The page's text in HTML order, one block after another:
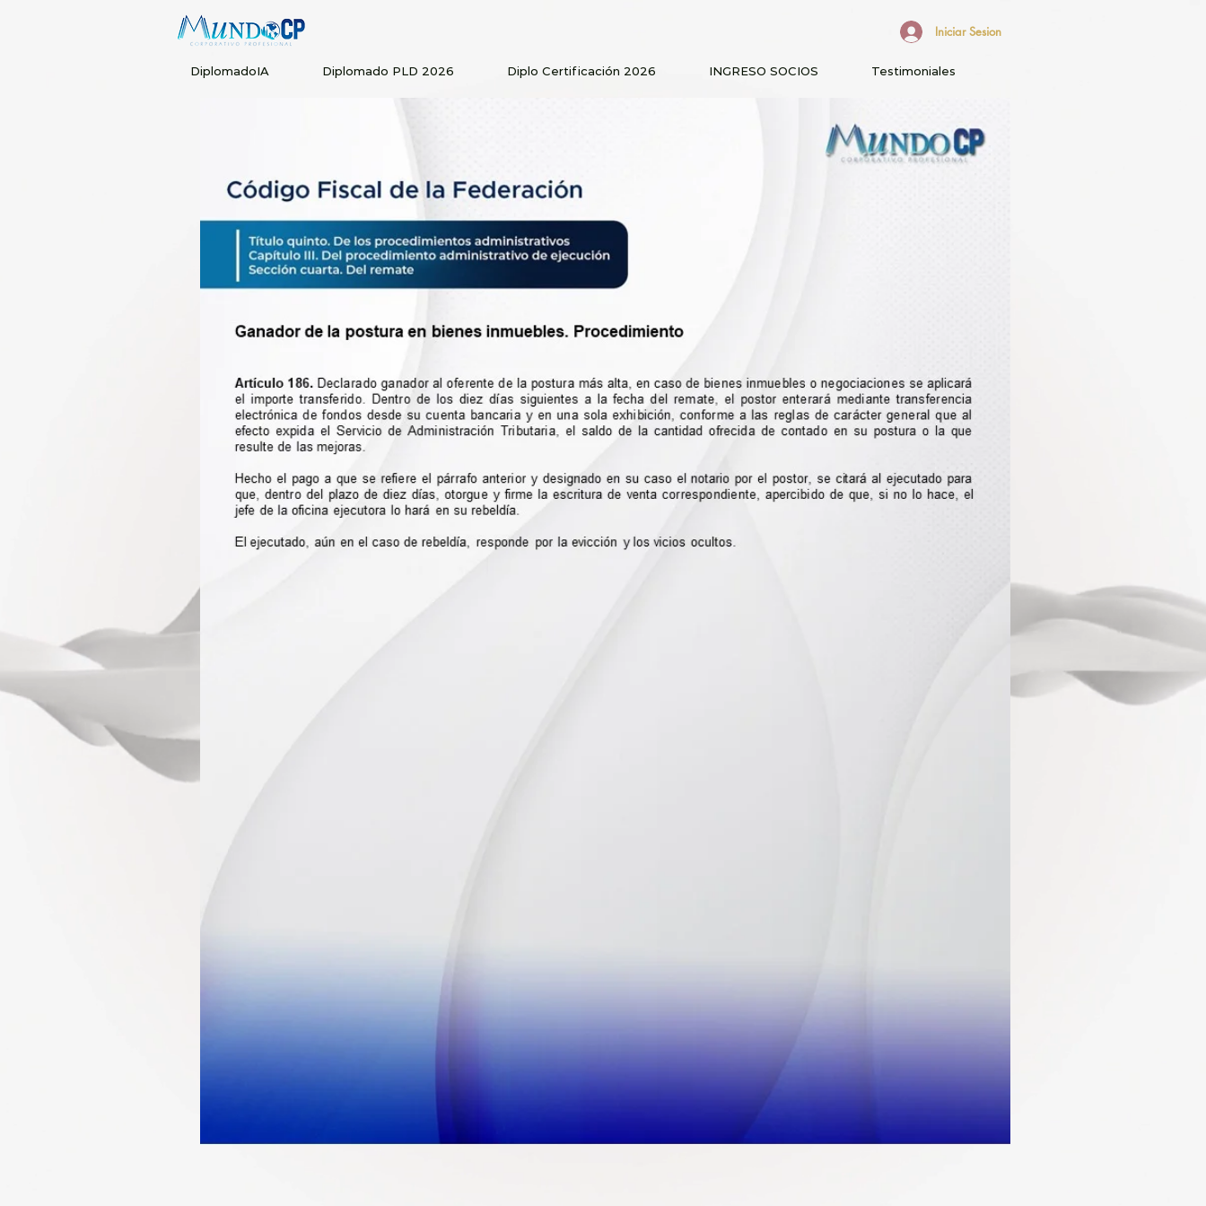
Iniciar Sesion
DiplomadoIA Diplomado PLD 2026 Diplo Certificación 2026 INGRESO SOCIOS Testimoniales